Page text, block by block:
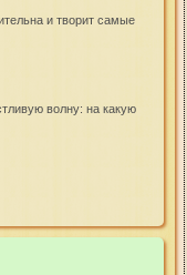
и творит самые
волну: на какую